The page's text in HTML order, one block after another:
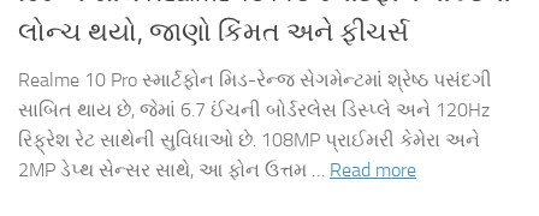
લોન્ચ થયો, જાણો કિંમત અને ફીચર્સ
Realme 10 Pro સ્માર્ટફોન મિડ-રેન્જ સેગમેન્ટમાં શ્રેષ્ઠ પસંદગી
સાબિત થાય છે, જેમાં 6.7 ઈંચની બોર્ડરલેસ ડિસ્પ્લે અને 120Hz
રિફ્રેશ રેટ સાથેની સુવિધાઓ છે. 108MP પ્રાઈમરી કેમેરા અને
2MP ડેપ્થ સેન્સર સાથે, આ ફોન ઉત્તમ … Read more